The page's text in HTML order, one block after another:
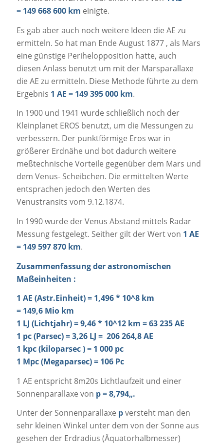
= 149 668 600 km einigte.
Es gab aber auch noch weitere Ideen die AE zu
ermitteln. So hat man Ende August 1877 , als Mars
eine günstige Perihelopposition hatte, auch
diesen Anlass benutzt um mit der Marsparallaxe
die AE zu ermitteln. Diese Methode führte zu dem
Ergebnis 1 AE = 149 395 000 km.
In 1900 und 1941 wurde schließlich noch der
Kleinplanet EROS benutzt, um die Messungen zu
verbessern. Der punktförmige Eros war in
größerer Erdnähe und bot dadurch weitere
meßtechnische Vorteile gegenüber dem Mars und
dem Venus- Scheibchen. Die ermittelten Werte
entsprachen jedoch den Werten des
Venustransits vom 9.12.1874.
In 1990 wurde der Venus Abstand mittels Radar
Messung festgelegt. Seither gilt der Wert von 1 AE
= 149 597 870 km.
Zusammenfassung der astronomischen
Maßeinheiten :
1 AE (Astr.Einheit) = 1,496 * 10^8 km
= 149,6 Mio km
1 LJ (Lichtjahr) = 9,46 * 10^12 km = 63 235 AE
1 pc (Parsec) = 3,26 LJ = 206 264,8 AE
1 kpc (kiloparsec ) = 1 000 pc
1 Mpc (Megaparsec) = 106 Pc
1 AE entspricht 8m20s Lichtlaufzeit und einer
Sonnenparallaxe von p = 8,794„.
Unter der Sonnenparallaxe pversteht man den
sehr kleinen Winkel unter dem von der Sonne aus
gesehen der Erdradius (Äquatorhalbmesser)